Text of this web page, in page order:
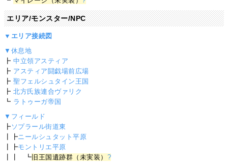
エリア/モンスター/NPC
▼エリア接続図
▼休息地
┣中立領アスティア
┣ アスティア闘戯場前広場
┣聖フェルシュタイン王国
┣北方氏族連合ヴァリク
┗ ラトゥーガ帝国
▼フィールド
┣ ソプラール街道東
┃┣ニールシュタット平原
┃┣モントリエ平原
┃┃ ┗ 旧王国遺跡群（未実装） ?